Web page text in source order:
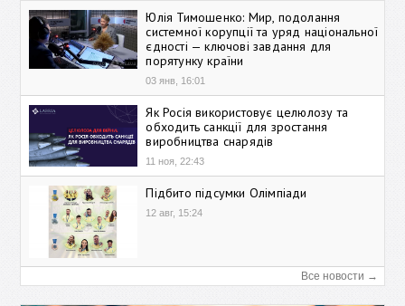
Юлія Тимошенко: Мир, подолання
системної корупції та уряд національної
єдності — ключові завдання для
порятунку країни
03 янв, 16:01
Як Росія використовує целюлозу та
обходить санкції для зростання
виробництва снарядів
11 ноя, 22:43
Підбито підсумки Олімпіади
12 авг, 15:24
Все новости →